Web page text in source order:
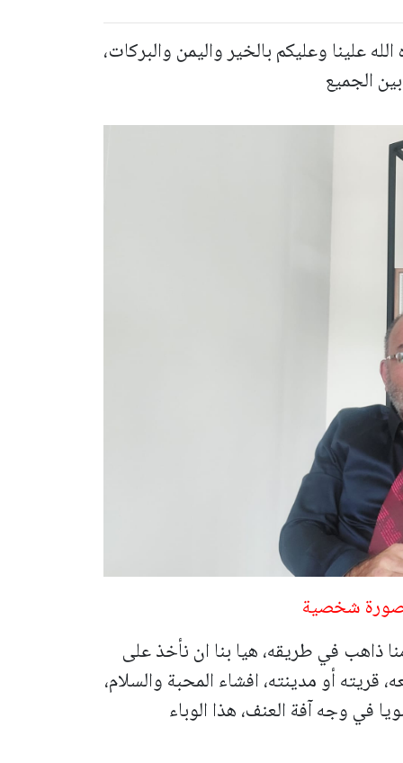
علينا وعليكم بالخير واليمن والبركات،
الجميع
صورة شخصية
ذاهب في طريقه، هيا بنا ان نأخذ على
قريته أو مدينته، افشاء المحبة والسلام،
في وجه آفة العنف، هذا الوباء